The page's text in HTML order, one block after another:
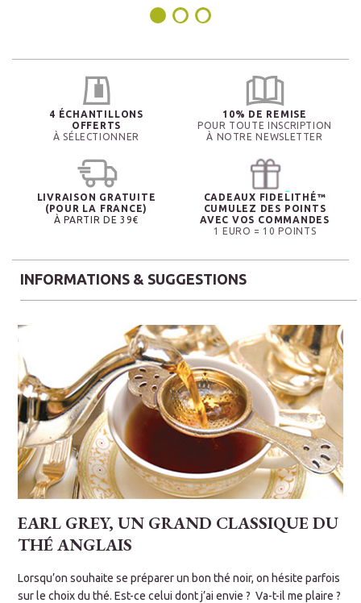
4 ÉCHANTILLONS
OFFERTS
À SÉLECTIONNER
10% DE REMISE
POUR TOUTE INSCRIPTION
À NOTRE NEWSLETTER
LIVRAISON GRATUITE
(POUR LA FRANCE)
À PARTIR DE 39€
CADEAUX FIDELITHÉ™
CUMULEZ DES POINTS
AVEC VOS COMMANDES
1 EURO = 10 POINTS
INFORMATIONS & SUGGESTIONS
EARL GREY, UN GRAND CLASSIQUE DU
THÉ ANGLAIS
Lorsqu’on souhaite se préparer un bon thé noir, on hésite parfois
sur le choix du thé. Est-ce celui dont j’ai envie ? Va-t-il me plaire ?